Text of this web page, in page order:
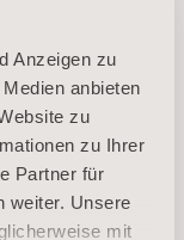
Anzeigen zu
anbieten
zu
zu Ihrer
Partner für
weiter. Unsere
mit
realtidsfunktion på
stor potential för
i vårt samarbete
samarbetet
är intressanta för
förbättrade